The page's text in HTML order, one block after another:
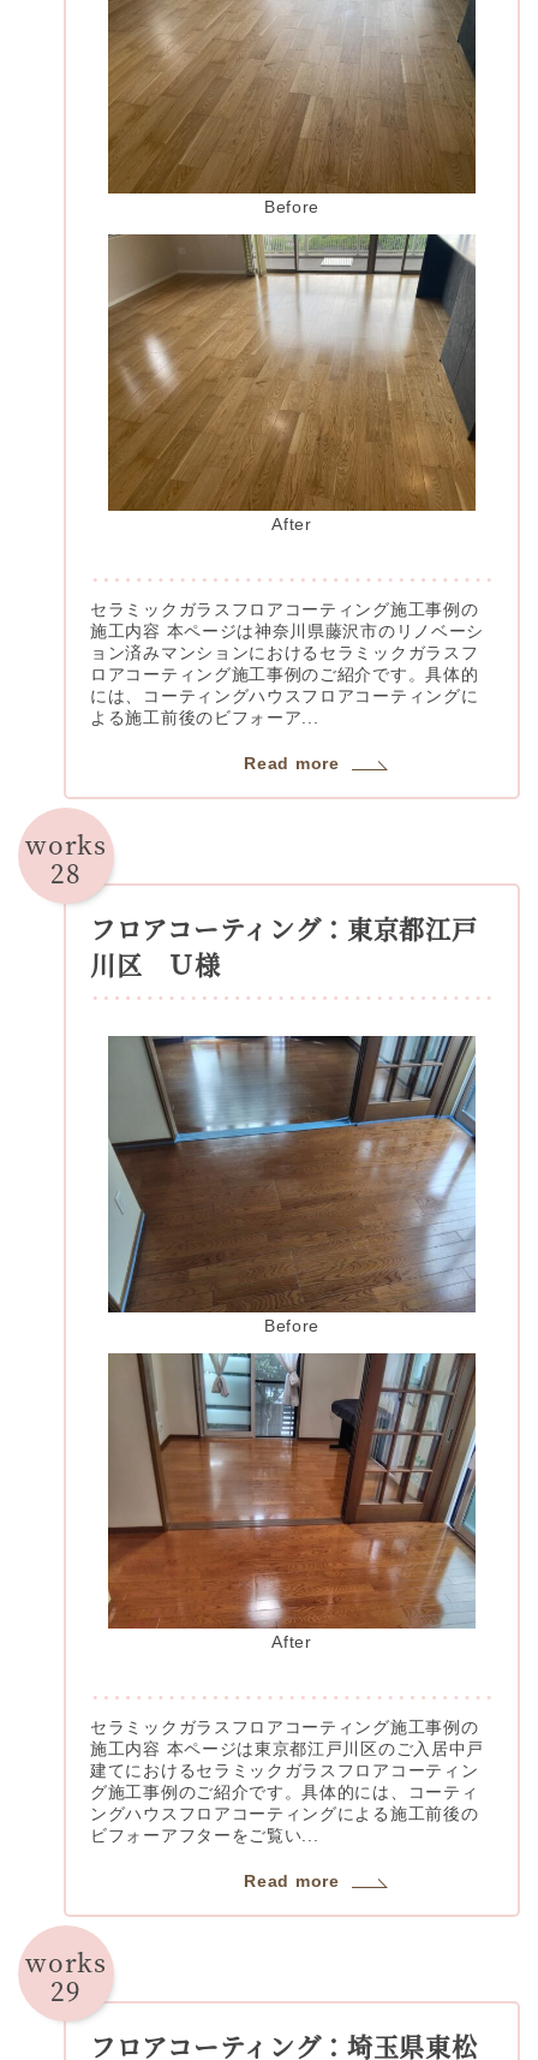
Before
After
セラミックガラスフロアコーティング施工事例の
施工内容 本ページは神奈川県藤沢市のリノベーシ
ョン済みマンションにおけるセラミックガラスフ
ロアコーティング施工事例のご紹介です。具体的
には、コーティングハウスフロアコーティングに
よる施工前後のビフォーア...
Read more
works
28
フロアコーティング：東京都江戸
川区 Ｕ様
Before
After
セラミックガラスフロアコーティング施工事例の
施工内容 本ページは東京都江戸川区のご入居中戸
建てにおけるセラミックガラスフロアコーティン
グ施工事例のご紹介です。具体的には、コーティ
ングハウスフロアコーティングによる施工前後の
ビフォーアフターをご覧い...
Read more
works
29
フロアコーティング：埼玉県東松